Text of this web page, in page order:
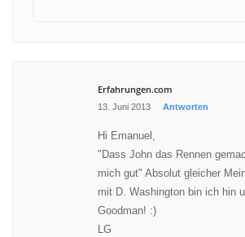
Erfahrungen.com
13. Juni 2013 Antworten
Hi Emanuel,
"Dass John das Rennen
mich gut" Absolut gleicher
mit D. Washington bin ich hin
Goodman! :)
LG